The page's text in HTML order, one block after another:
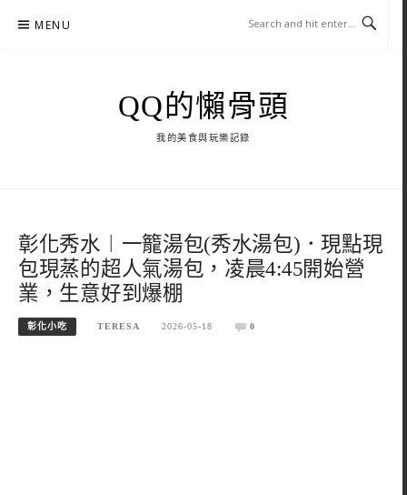
MENU
QQ的懶骨頭
我的美食與玩樂記錄
彰化秀水︱一籠湯包(秀水湯包)．現點現
包現蒸的超人氣湯包，凌晨4:45開始營
業，生意好到爆棚
彰化小吃 TERESA 2026-05-18 0